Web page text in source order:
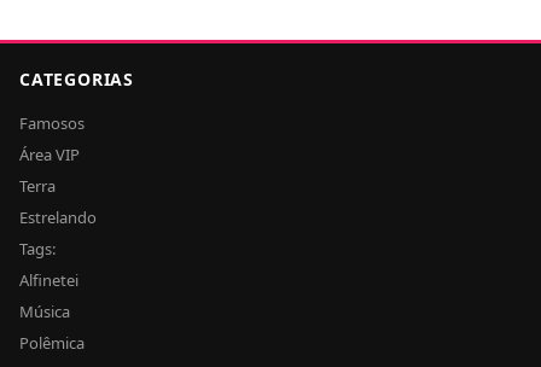
CATEGORIAS
Famosos
Área VIP
Terra
Estrelando
Tags:
Alfinetei
Música
Polêmica